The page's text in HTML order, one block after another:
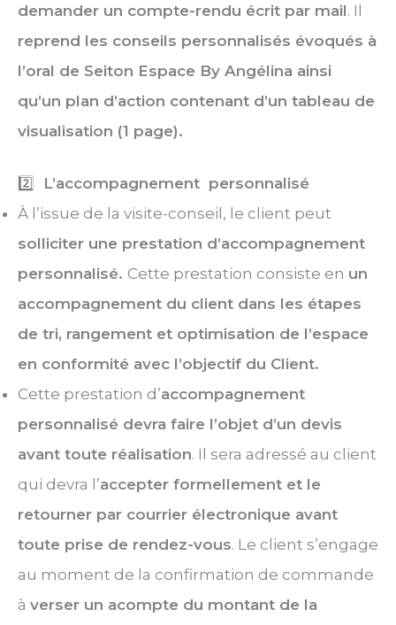
demander un compte-rendu écrit par mail. Il
reprend les conseils personnalisés évoqués à
l’oral de Seiton Espace By Angélina ainsi
qu’un plan d’action contenant d’un tableau de
visualisation (1 page).
2️⃣
L’accompagnement personnalisé
À l’issue de la visite-conseil, le client peut
solliciter une prestation d’accompagnement
personnalisé. Cette prestation consiste en un
accompagnement du client dans les étapes
de tri, rangement et optimisation de l’espace
en conformité avec l’objectif du Client.
Cette prestation d’accompagnement
personnalisé devra faire l’objet d’un devis
avant toute réalisation. Il sera adressé au client
qui devra l’accepter formellement et le
retourner par courrier électronique avant
toute prise de rendez-vous. Le client s’engage
au moment de la confirmation de commande
à verser un acompte du montant de la